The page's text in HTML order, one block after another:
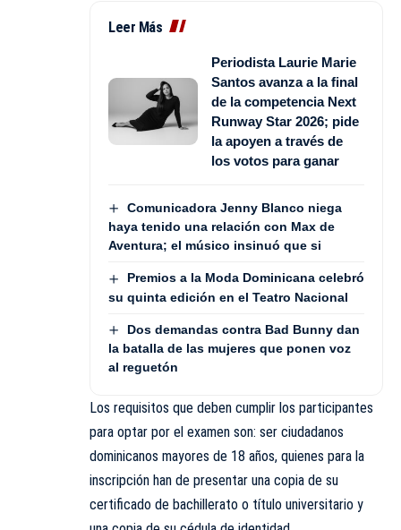
Leer Más
Periodista Laurie Marie
Santos avanza a la final
de la competencia Next
Runway Star 2026; pide
la apoyen a través de
los votos para ganar
Comunicadora Jenny Blanco niega
haya tenido una relación con Max de
Aventura; el músico insinuó que si
Premios a la Moda Dominicana celebró
su quinta edición en el Teatro Nacional
Dos demandas contra Bad Bunny dan
la batalla de las mujeres que ponen voz
al reguetón
Los requisitos que deben cumplir los participantes
para optar por el examen son: ser ciudadanos
dominicanos mayores de 18 años, quienes para la
inscripción han de presentar una copia de su
certificado de bachillerato o título universitario y